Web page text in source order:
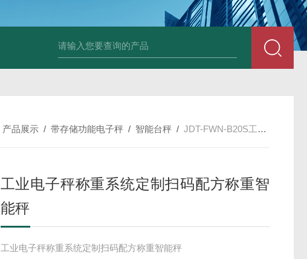
JDT-GT-A8E不锈钢重
产品展示 /带存储功能电子秤 / 智能台秤 /JDT-FWN-B20S工业电子秤称重系统定制扫码配方称重智能秤
工业电子秤称重系统定制扫码配方称重智
能秤
工业电子秤称重系统定制扫码配方称重智能秤